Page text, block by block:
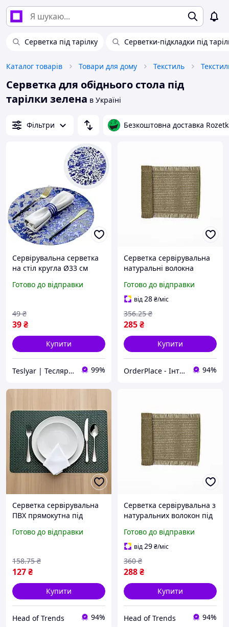
Серветка під тарілку Серветки-підкладки під
Каталог товарів Товари для дому Текстиль
Серветка для обіднього стола під
тарілки зелена в Україні
Фільтри Безкоштовна доставка
Сервірувальна серветка
на стіл кругла Ø33 см
Готово до відправки
39₴
49 ₴
Купити
Teslyar | Тесляр | Все для дому | Подарунки | Гурт 99%
Серветка сервірувальна
натуральні волокна
для столу підстилка
декоративна
сервірування Зелена
Готово до відправки
від28₴/міс
285₴
356.25 ₴
Купити
OrderPlace - Інтернет-магазин товарів для дому 94%
Серветка сервірувальна
ПВХ прямокутна під
столу підстилки на стіл
серветки Зелена
Готово до відправки
127₴
158.75 ₴
Купити
Head of Trends 94%
Серветка сервірувальна з
натуральних волокон під
серветки для
сервірування столу
підстилки Зелена
Готово до відправки
від29₴/міс
288₴
360 ₴
Купити
Head of Trends 94%